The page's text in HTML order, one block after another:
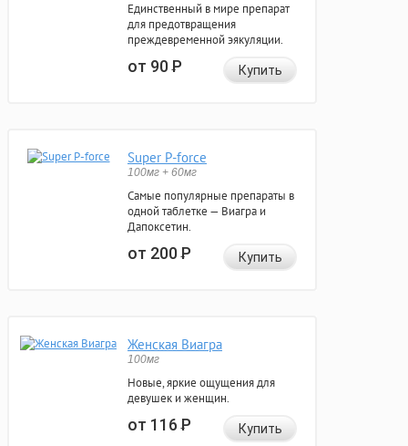
Единственный в мире препарат
для предотвращения
преждевременной эякуляции.
от 90Р Купить
Super P-force
100мг + 60мг
Самые популярные препараты в
одной таблетке — Виагра и
Дапоксетин.
от 200Р Купить
Женская Виагра
100мг
Новые, яркие ощущения для
девушек и женщин.
от 116Р Купить